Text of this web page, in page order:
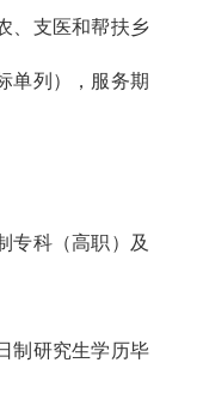
、支医和帮扶乡
单列），服务期
科（高职）及
研究生学历毕